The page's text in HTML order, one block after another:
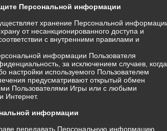
Персональной информации
хранение Персональной
от несанкционированного доступа и
с внутренними правилами и
информации Пользователя
за исключением случаев, когда
настройки используемого Пользователем
предусматривают открытый обмен
Пользователями Игры или с любыми
Интернет.
информации
передавать Персональную информацию